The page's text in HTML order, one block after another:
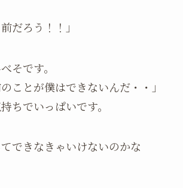
だろう！！」
そです。
ことが僕はできないんだ・・」
ちでいっぱいです。
てできなきゃいけないのかな